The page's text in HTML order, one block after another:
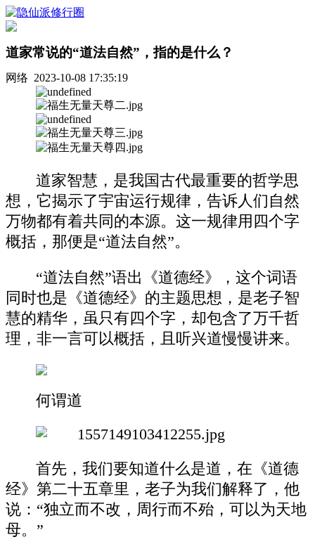
道家常说的“道法自然”，指的是什么？
网络 2023-10-08 17:35:19
道家智慧，是我国古代最重要的哲学思
想，它揭示了宇宙运行规律，告诉人们自然
万物都有着共同的本源。这一规律用四个字
概括，那便是“道法自然”。
“道法自然”语出《道德经》，这个词语
同时也是《道德经》的主题思想，是老子智
慧的精华，虽只有四个字，却包含了万千哲
理，非一言可以概括，且听兴道慢慢讲来。
何谓道
首先，我们要知道什么是道，在《道德
经》第二十五章里，老子为我们解释了，他
说：“独立而不改，周行而不殆，可以为天地
母。”